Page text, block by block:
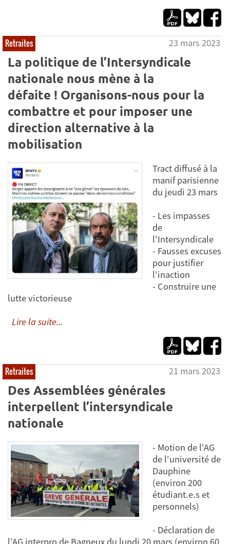
Retraites 23 mars 2023
La politique de l’Intersyndicale
nationale nous mène à la
défaite ! Organisons-nous pour la
combattre et pour imposer une
direction alternative à la
mobilisation
Tract diffusé à la
manif parisienne
du jeudi 23 mars
- Les impasses
de
l'Intersyndicale
- Fausses excuses
pour justifier
l'inaction
- Construire une
lutte victorieuse
Lire la suite...
Retraites 21 mars 2023
Des Assemblées générales
interpellent l’intersyndicale
nationale
- Motion de l'AG
de l'université de
Dauphine
(environ 200
étudiant.e.s et
personnels)
- Déclaration de
l’AG interpro de Bagneux du lundi 20 mars (environ 60